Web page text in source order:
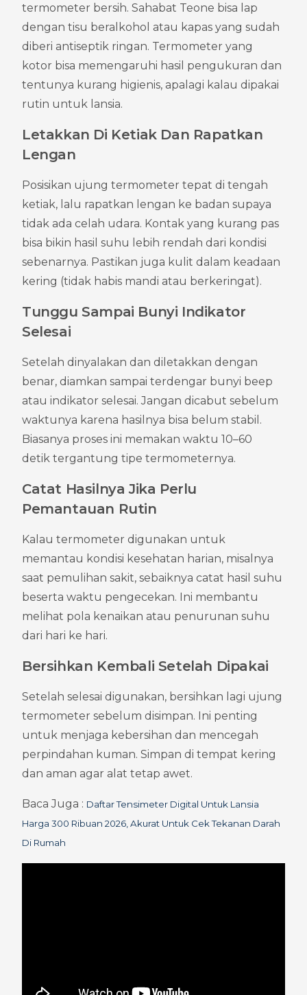
termometer bersih. Sahabat Teone bisa lap
dengan tisu beralkohol atau kapas yang sudah
diberi antiseptik ringan. Termometer yang
kotor bisa memengaruhi hasil pengukuran dan
tentunya kurang higienis, apalagi kalau dipakai
rutin untuk lansia.
Letakkan Di Ketiak Dan Rapatkan
Lengan
Posisikan ujung termometer tepat di tengah
ketiak, lalu rapatkan lengan ke badan supaya
tidak ada celah udara. Kontak yang kurang pas
bisa bikin hasil suhu lebih rendah dari kondisi
sebenarnya. Pastikan juga kulit dalam keadaan
kering (tidak habis mandi atau berkeringat).
Tunggu Sampai Bunyi Indikator
Selesai
Setelah dinyalakan dan diletakkan dengan
benar, diamkan sampai terdengar bunyi beep
atau indikator selesai. Jangan dicabut sebelum
waktunya karena hasilnya bisa belum stabil.
Biasanya proses ini memakan waktu 10–60
detik tergantung tipe termometernya.
Catat Hasilnya Jika Perlu
Pemantauan Rutin
Kalau termometer digunakan untuk
memantau kondisi kesehatan harian, misalnya
saat pemulihan sakit, sebaiknya catat hasil suhu
beserta waktu pengecekan. Ini membantu
melihat pola kenaikan atau penurunan suhu
dari hari ke hari.
Bersihkan Kembali Setelah Dipakai
Setelah selesai digunakan, bersihkan lagi ujung
termometer sebelum disimpan. Ini penting
untuk menjaga kebersihan dan mencegah
perpindahan kuman. Simpan di tempat kering
dan aman agar alat tetap awet.
Baca Juga : Daftar Tensimeter Digital Untuk Lansia
Harga 300 Ribuan 2026, Akurat Untuk Cek Tekanan Darah
Di Rumah